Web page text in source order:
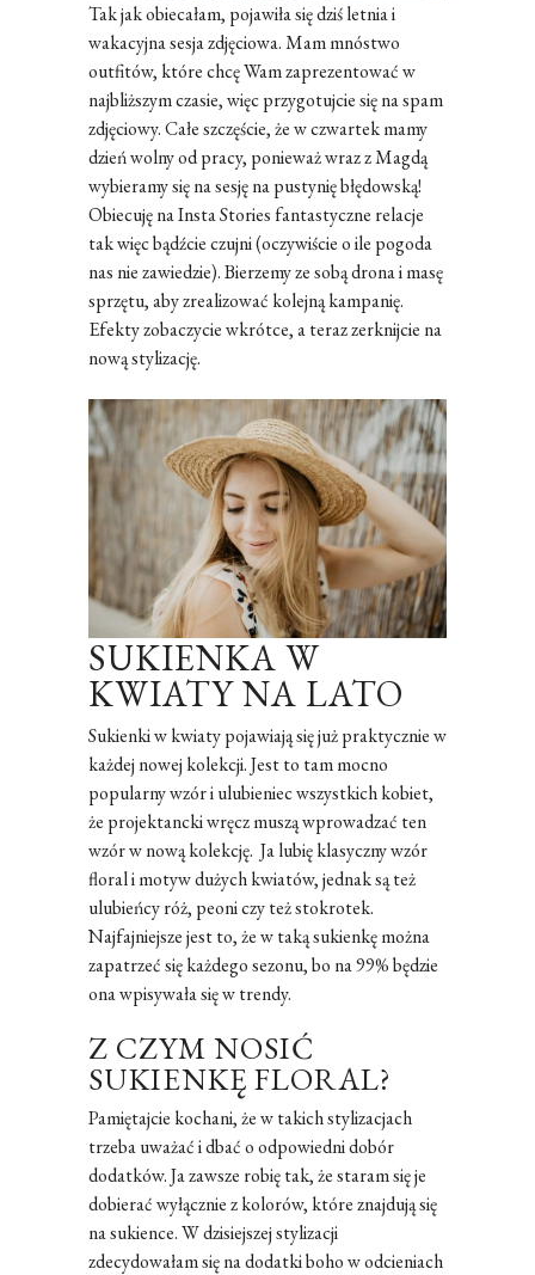
Tak jak obiecałam, pojawiła się dziś letnia i
wakacyjna sesja zdjęciowa. Mam mnóstwo
outfitów, które chcę Wam zaprezentować w
najbliższym czasie, więc przygotujcie się na spam
zdjęciowy. Całe szczęście, że w czwartek mamy
dzień wolny od pracy, ponieważ wraz z Magdą
wybieramy się na sesję na pustynię błędowską!
Obiecuję na Insta Stories fantastyczne relacje
tak więc bądźcie czujni (oczywiście o ile pogoda
nas nie zawiedzie). Bierzemy ze sobą drona i masę
sprzętu, aby zrealizować kolejną kampanię.
Efekty zobaczycie wkrótce, a teraz zerknijcie na
nową stylizację.
SUKIENKA W
KWIATY NA LATO
Sukienki w kwiaty pojawiają się już praktycznie w
każdej nowej kolekcji. Jest to tam mocno
popularny wzór i ulubieniec wszystkich kobiet,
że projektancki wręcz muszą wprowadzać ten
wzór w nową kolekcję. Ja lubię klasyczny wzór
floral i motyw dużych kwiatów, jednak są też
ulubieńcy róż, peoni czy też stokrotek.
Najfajniejsze jest to, że w taką sukienkę można
zapatrzeć się każdego sezonu, bo na 99% będzie
ona wpisywała się w trendy.
Z CZYM NOSIĆ
SUKIENKĘ FLORAL?
Pamiętajcie kochani, że w takich stylizacjach
trzeba uważać i dbać o odpowiedni dobór
dodatków. Ja zawsze robię tak, że staram się je
dobierać wyłącznie z kolorów, które znajdują się
na sukience. W dzisiejszej stylizacji
zdecydowałam się na dodatki boho w odcieniach